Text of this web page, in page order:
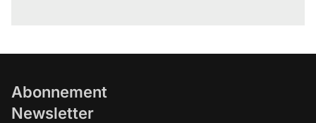
Abonnement
Newsletter